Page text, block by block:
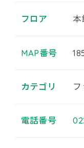
フロア 本
MAP番号
カテゴリ
電話番号